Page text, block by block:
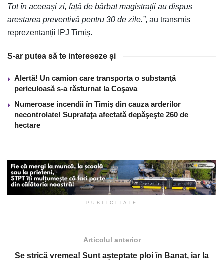
Tot în aceeași zi, față de bărbat magistrații au dispus
arestarea preventivă pentru 30 de zile.”, au transmis
reprezentanții IPJ Timiș.
S-ar putea să te intereseze și
Alertă! Un camion care transporta o substanţă
periculoasă s-a răsturnat la Coşava
Numeroase incendii în Timiş din cauza arderilor
necontrolate! Suprafaţa afectată depăşeşte 260 de
hectare
PUBLICITATE
Articolul anterior
Se strică vremea! Sunt așteptate ploi în Banat, iar la